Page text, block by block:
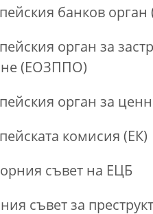
банков орган
орган за
(ЕОЗППО)
орган за
комисия (ЕК)
съвет на ЕЦБ
съвет за